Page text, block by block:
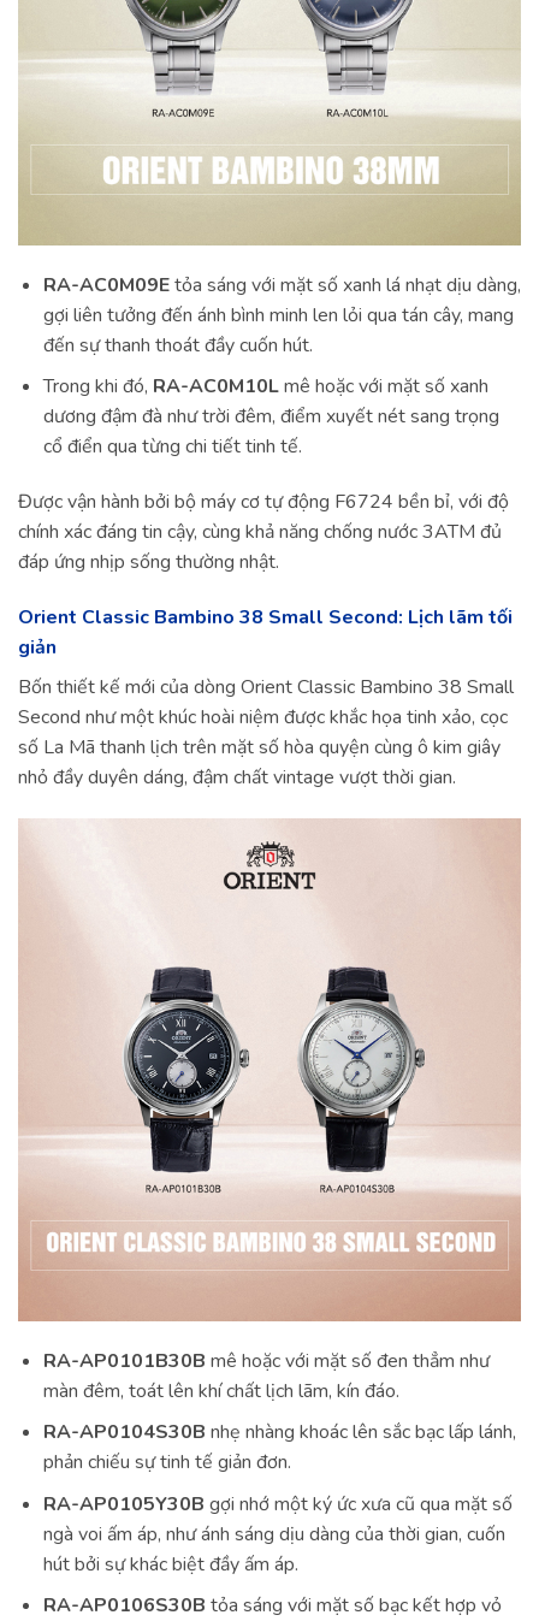
RA-AC0M09Etỏa sáng với mặt số xanh lá nhạt dịu dàng,
gợi liên tưởng đến ánh bình minh len lỏi qua tán cây, mang
đến sự thanh thoát đầy cuốn hút.
Trong khi đó, RA-AC0M10Lmê hoặc với mặt số xanh
dương đậm đà như trời đêm, điểm xuyết nét sang trọng
cổ điển qua từng chi tiết tinh tế.
Được vận hành bởi bộ máy cơ tự động F6724 bền bỉ, với độ
chính xác đáng tin cậy, cùng khả năng chống nước 3ATM đủ
đáp ứng nhịp sống thường nhật.
Orient Classic Bambino 38 Small Second: Lịch lãm tối
giản
Bốn thiết kế mới của dòng Orient Classic Bambino 38 Small
Second như một khúc hoài niệm được khắc họa tinh xảo, cọc
số La Mã thanh lịch trên mặt số hòa quyện cùng ô kim giây
nhỏ đầy duyên dáng, đậm chất vintage vượt thời gian.
RA-AP0101B30B mê hoặc với mặt số đen thẳm như
màn đêm, toát lên khí chất lịch lãm, kín đáo.
RA-AP0104S30B nhẹ nhàng khoác lên sắc bạc lấp lánh,
phản chiếu sự tinh tế giản đơn.
RA-AP0105Y30B gợi nhớ một ký ức xưa cũ qua mặt số
ngà voi ấm áp, như ánh sáng dịu dàng của thời gian, cuốn
hút bởi sự khác biệt đầy ấm áp.
RA-AP0106S30B tỏa sáng với mặt số bạc kết hợp vỏ